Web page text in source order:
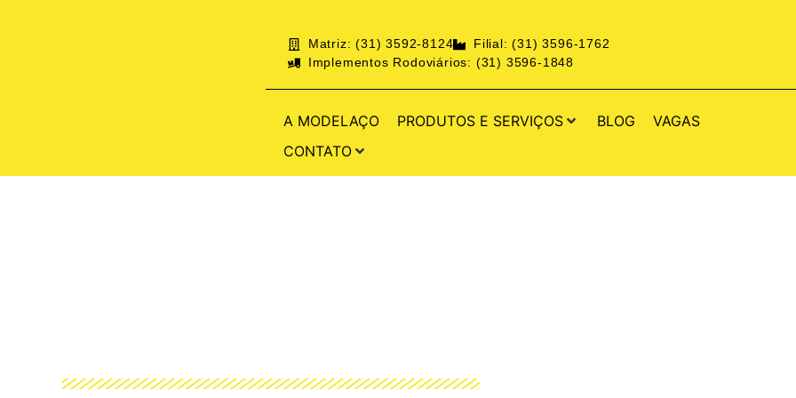
Matriz: (31) 3592-8124
Filial: (31) 3596-1762
Implementos Rodoviários: (31) 3596-1848
A MODELAÇO PRODUTOS E SERVIÇOS BLOG
VAGAS
CONTATO